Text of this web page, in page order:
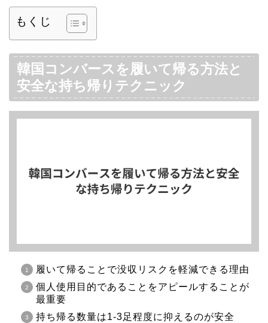
もくじ
韓国コンバースを履いて帰る方法と
安全な持ち帰りテクニック
履いて帰ることで没収リスクを軽減できる理由
個人使用目的であることをアピールすることが
最重要
持ち帰る数量は1-3足程度に抑えるのが安全